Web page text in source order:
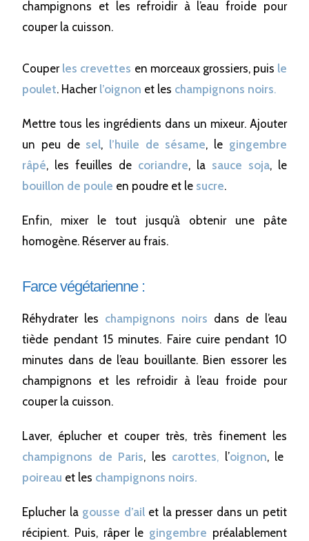
champignons et les refroidir à l’eau froide pour
couper la cuisson.
Couperles crevettes en morceaux grossiers, puis le
poulet. Hacherl’oignon et les champignons noirs.
Mettre tous les ingrédients dans un mixeur. Ajouter
un peu de sel, l’huile de sésame, legingembre
râpé, les feuilles de coriandre, lasauce soja, le
bouillon de poule en poudre et le sucre.
Enfin, mixer le tout jusqu’à obtenir une pâte
homogène. Réserver au frais.
Farce végétarienne :
Réhydrater les champignons noirs dans de l’eau
tiède pendant 15 minutes. Faire cuire pendant 10
minutes dans de l’eau bouillante. Bien essorer les
champignons et les refroidir à l’eau froide pour
couper la cuisson.
Laver, éplucher et couper très, très finement les
champignons de Paris, les carottes, l’oignon, le
poireau et les champignons noirs.
Eplucher lagousse d’ailet la presser dans un petit
récipient. Puis, râper le gingembre préalablement